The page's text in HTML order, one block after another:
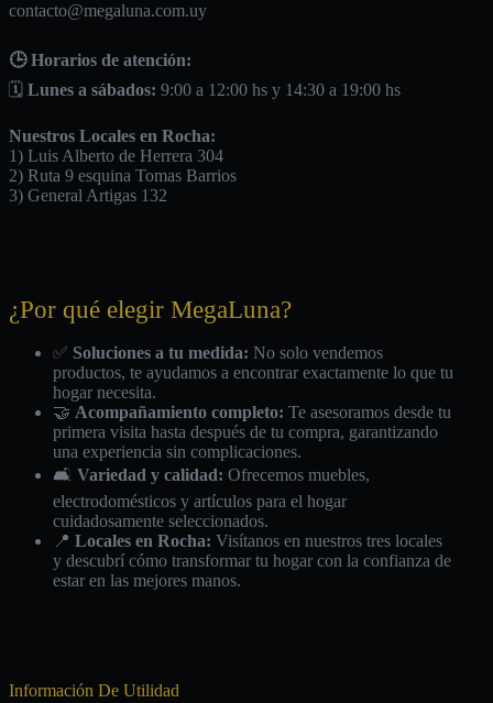
contacto@megaluna.com.uy
🕒 Horarios de atención:
🗓️ Lunes a sábados: 9:00 a 12:00 hs y 14:30 a 19:00 hs
Nuestros Locales en Rocha:
1) Luis Alberto de Herrera 304
2) Ruta 9 esquina Tomas Barrios
3) General Artigas 132
¿Por qué elegir MegaLuna?
✅ Soluciones a tu medida: No solo vendemos
productos, te ayudamos a encontrar exactamente lo que tu
hogar necesita.
🤝 Acompañamiento completo: Te asesoramos desde tu
primera visita hasta después de tu compra, garantizando
una experiencia sin complicaciones.
🛋️ Variedad y calidad: Ofrecemos muebles,
electrodomésticos y artículos para el hogar
cuidadosamente seleccionados.
📍 Locales en Rocha: Visítanos en nuestros tres locales
y descubrí cómo transformar tu hogar con la confianza de
estar en las mejores manos.
Información De Utilidad